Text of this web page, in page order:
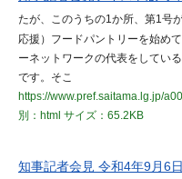
たが、このうちの1か所、第1号
応援）フードパントリーを始めて
ーネットワークの代表をしてい
です。そこ
https://www.pref.saitama.lg.jp/
別：html サイズ：65.2KB
知事記者会見 令和4年9月6日